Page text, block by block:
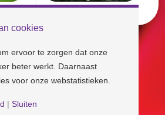
|
ANIQ Projectorganisatie
cookies
ervoor te zorgen dat onze
beter werkt. Daarnaast
voor onze webstatistieken.
| Sluiten